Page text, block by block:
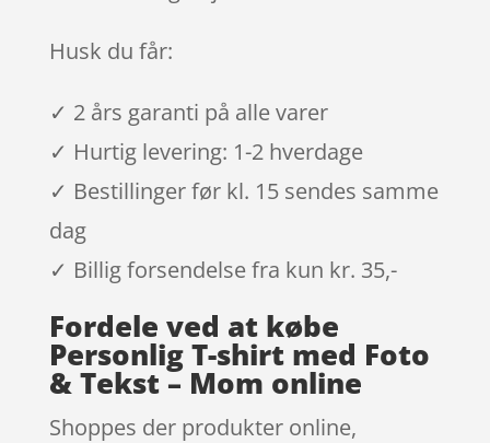
Husk du får:
✓ 2 års garanti på alle varer
✓ Hurtig levering: 1-2 hverdage
✓ Bestillinger før kl. 15 sendes samme
dag
✓ Billig forsendelse fra kun kr. 35,-
Fordele ved at købe
Personlig T-shirt med Foto
& Tekst – Mom online
Shoppes der produkter online,